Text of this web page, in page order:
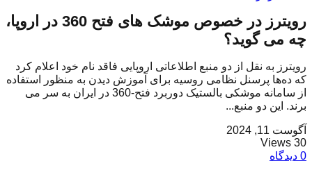
رویترز در خصوص موشک های فتح 360 در اروپا،
چه می گوید؟
رویترز به نقل از دو منبع اطلاعاتی اروپایی فاقد نام خود اعلام کرد
که ده‌ها پرسنل نظامی روسیه برای آموزش دیدن به منظور استفاده
از سامانه موشکی بالستیک دوربرد فتح-360 در ایران به سر می
برند. این دو منبع...
آگوست 11, 2024
30 Views
0 دیدگاه